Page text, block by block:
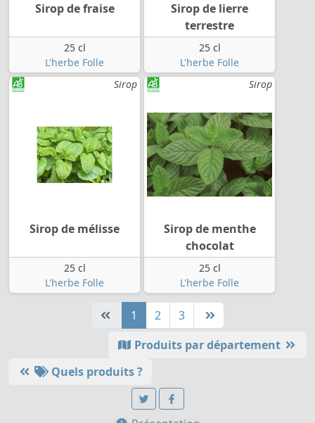
Sirop de fraise
25 cl
L'herbe Folle
Sirop de lierre
terrestre
25 cl
L'herbe Folle
Sirop
Sirop de mélisse
25 cl
L'herbe Folle
Sirop
Sirop de menthe
chocolat
25 cl
L'herbe Folle
1 2
3
Produits par département
Quels produits ?